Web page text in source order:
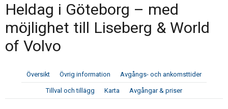
Heldag i Göteborg – med
möjlighet till Liseberg & World
of Volvo
Översikt Övrig information Avgångs- och ankomsttider
Tillval och tillägg Karta Avgångar & priser